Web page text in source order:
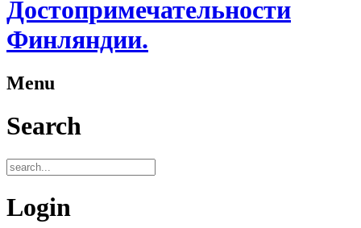
Достопримечательности
Финляндии.
Menu
Search
Login